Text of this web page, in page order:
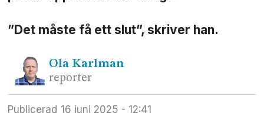
”Det måste få ett slut”, skriver han.
Ola Karlman
reporter
Publicerad
16 juni 2025 - 12:41